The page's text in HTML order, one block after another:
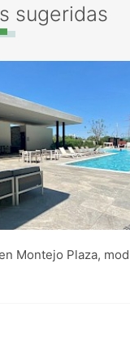
sugeridas
Montejo Plaza,